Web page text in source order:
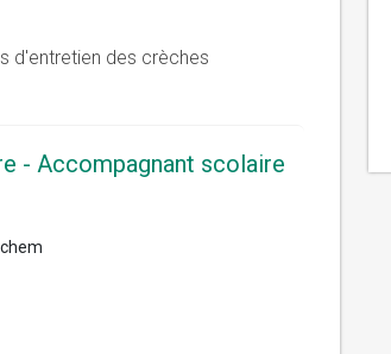
d'entretien des crèches
- Accompagnant scolaire